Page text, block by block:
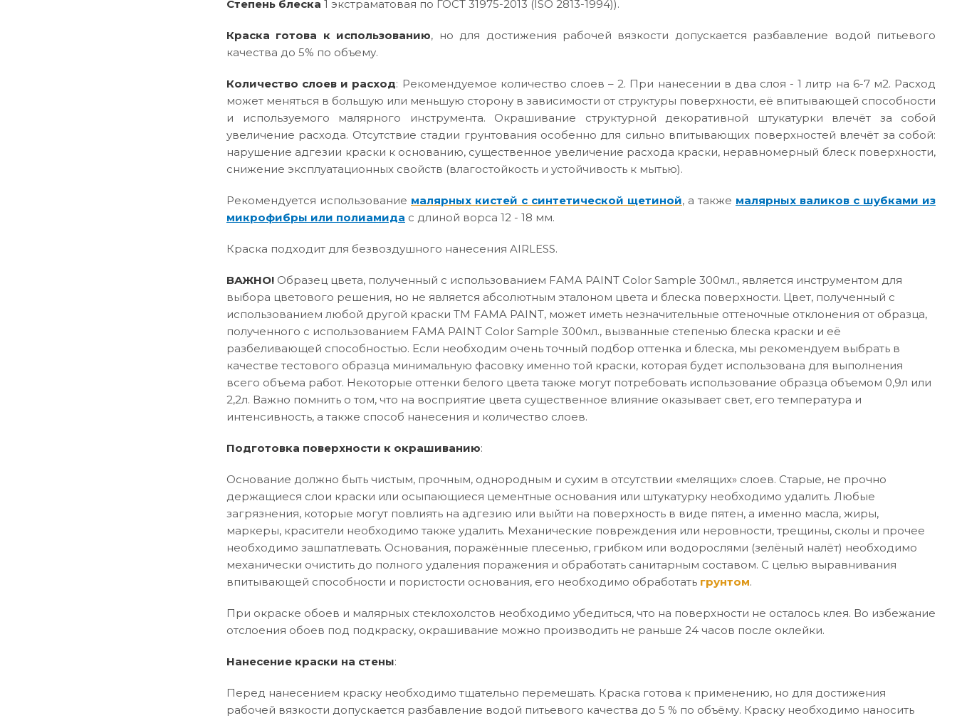
Степень блеска 1 экстраматовая по ГОСТ 31975-2013 (ISO 2813-1994)).
Краска готова к использованию, но для достижения рабочей вязкости допускается разбавление водой питьевого
качества до 5% по объему.
Количество слоев и расход: Рекомендуемое количество слоев – 2. При нанесении в два слоя - 1 литр на 6-7 м2. Расход
может меняться в большую или меньшую сторону в зависимости от структуры поверхности, её впитывающей способности
и используемого малярного инструмента. Окрашивание структурной декоративной штукатурки влечёт за собой
увеличение расхода. Отсутствие стадии грунтования особенно для сильно впитывающих поверхностей влечёт за собой:
нарушение адгезии краски к основанию, существенное увеличение расхода краски, неравномерный блеск поверхности,
снижение эксплуатационных свойств (влагостойкость и устойчивость к мытью).
Рекомендуется использование малярных кистей с синтетической щетиной, а также малярных валиков с шубками из
микрофибры или полиамида с длиной ворса 12 - 18 мм.
Краска подходит для безвоздушного нанесения AIRLESS.
ВАЖНО! Образец цвета, полученный с использованием FAMA PAINT Color Sample 300мл., является инструментом для
выбора цветового решения, но не является абсолютным эталоном цвета и блеска поверхности. Цвет, полученный с
использованием любой другой краски ТМ FAMA PAINT, может иметь незначительные оттеночные отклонения от образца,
полученного с использованием FAMA PAINT Color Sample 300мл., вызванные степенью блеска краски и её
разбеливающей способностью. Если необходим очень точный подбор оттенка и блеска, мы рекомендуем выбрать в
качестве тестового образца минимальную фасовку именно той краски, которая будет использована для выполнения
всего объема работ. Некоторые оттенки белого цвета также могут потребовать использование образца объемом 0,9л или
2,2л. Важно помнить о том, что на восприятие цвета существенное влияние оказывает свет, его температура и
интенсивность, а также способ нанесения и количество слоев.
Подготовка поверхности к окрашиванию:
Основание должно быть чистым, прочным, однородным и сухим в отсутствии «мелящих» слоев. Старые, не прочно
держащиеся слои краски или осыпающиеся цементные основания или штукатурку необходимо удалить. Любые
загрязнения, которые могут повлиять на адгезию или выйти на поверхность в виде пятен, а именно масла, жиры,
маркеры, красители необходимо также удалить. Механические повреждения или неровности, трещины, сколы и прочее
необходимо зашпатлевать. Основания, поражённые плесенью, грибком или водорослями (зелёный налёт) необходимо
механически очистить до полного удаления поражения и обработать санитарным составом. С целью выравнивания
впитывающей способности и пористости основания, его необходимо обработать грунтом.
При окраске обоев и малярных стеклохолстов необходимо убедиться, что на поверхности не осталось клея. Во избежание
отслоения обоев под подкраску, окрашивание можно производить не раньше 24 часов после оклейки.
Нанесение краски на стены:
Перед нанесением краску необходимо тщательно перемешать. Краска готова к применению, но для достижения
рабочей вязкости допускается разбавление водой питьевого качества до 5 % по объёму. Краску необходимо наносить